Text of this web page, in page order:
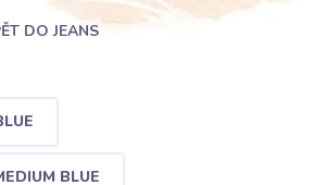
DO JEANS
BLUE